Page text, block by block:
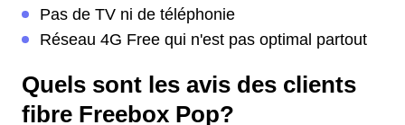
Pas de TV ni de téléphonie
Réseau 4G Free qui n'est pas optimal partout
Quels sont les avis des clients
fibre Freebox Pop?